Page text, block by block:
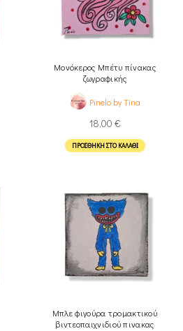
Μονόκερος Μπέτυ πίνακας
ζωγραφικής
Pinelo by Tina
18,00 €
ΠΡΟΣΘΉΚΗ ΣΤΟ ΚΑΛΆΘΙ
Μπλε φιγούρα τρομακτικού
βιντεοπαιχνιδιού πινακας